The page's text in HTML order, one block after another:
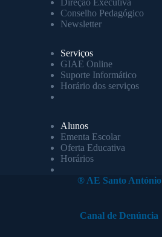
Direção Executiva
Conselho Pedagógico
Newsletter
Serviços
GIAE Online
Suporte Informático
Horário dos serviços
Alunos
Ementa Escolar
Oferta Educativa
Horários
® AE Santo António
Canal de Denúncia